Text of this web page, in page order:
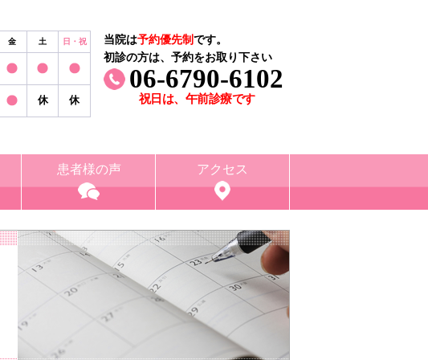
金 土 日・祝
休 休
当院は予約優先制です。
初診の方は、予約をお取り下さい
06-6790-6102
祝日は、午前診療です
患者様の声 アクセス